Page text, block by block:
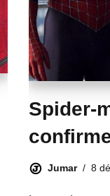
Spider-
Jumar 8